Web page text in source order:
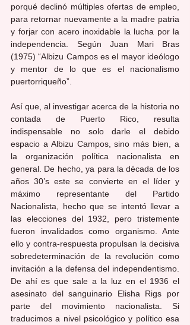
porqué declinó múltiples ofertas de empleo,
para retornar nuevamente a la madre patria
y forjar con acero inoxidable la lucha por la
independencia. Según Juan Mari Bras
(1975) “Albizu Campos es el mayor ideólogo
y mentor de lo que es el nacionalismo
puertorriqueño”.
Así que, al investigar acerca de la historia no
contada de Puerto Rico, resulta
indispensable no solo darle el debido
espacio a Albizu Campos, sino más bien, a
la organización política nacionalista en
general. De hecho, ya para la década de los
años 30’s este se convierte en el líder y
máximo representante del Partido
Nacionalista, hecho que se intentó llevar a
las elecciones del 1932, pero tristemente
fueron invalidados como organismo. Ante
ello y contra-respuesta propulsan la decisiva
sobredeterminación de la revolución como
invitación a la defensa del independentismo.
De ahí es que sale a la luz en el 1936 el
asesinato del sanguinario Elisha Rigs por
parte del movimiento nacionalista. Si
traducimos a nivel psicológico y político esa